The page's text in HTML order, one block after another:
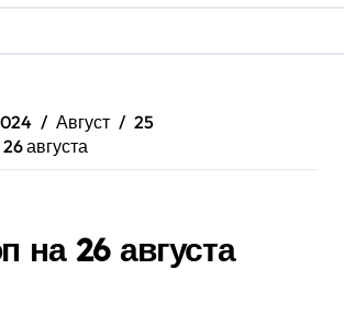
Август
25
августа
на 26 августа